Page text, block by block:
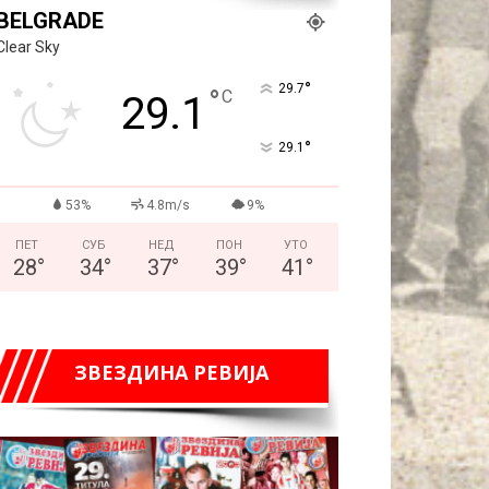
Sky
29.1 °C 29.7°
29.1 °
53% 4.8m/s 9%
ПЕТ
28°
СУБ
34°
НЕД
37°
ПОН
39°
УТО
41 °
ЗВЕЗДИНА РЕВИЈА